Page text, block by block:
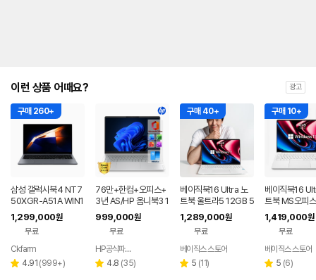
이런 상품 어때요? 광고
구매 260+
삼성 갤럭시북4 NT7
50XGR-A51A WIN1
1 FPP(버젼UP설치)
업무용 학생용 사무용
노트북 문스톤그레이
1,299,000원
무료
페이
Ckfarm
별 4.91 리
(999+)
76만+한컴+오피스+
3년 AS/HP 옴니북3 1
6인치 사무용 대학생
저렴한 대학생 노트북
999,000원
무료
HP공식파트너 이텍컴퓨터
별 4.8 리
(35)
구매 40+
베이직북16 Ultra 노
트북 울트라5 12GB 5
12GB 윈도우11 사무
용 업무용 게이밍
1,289,000원
무료
베이직스 스토어
별 5 리
(11)
구매 10+
베이직북16
트북 MS오피
울트라5 사무
용 게이밍
1,419,000원
무료
베이직스 스토어
별 5 리
(6)